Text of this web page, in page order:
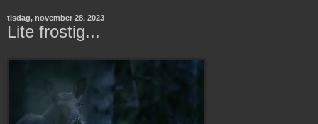
tisdag, november 28, 2023
Lite frostig...